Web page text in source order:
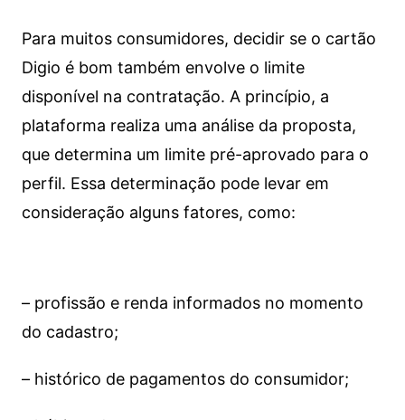
Para muitos consumidores, decidir se o cartão
Digio é bom também envolve o limite
disponível na contratação. A princípio, a
plataforma realiza uma análise da proposta,
que determina um limite pré-aprovado para o
perfil. Essa determinação pode levar em
consideração alguns fatores, como:
– profissão e renda informados no momento
do cadastro;
– histórico de pagamentos do consumidor;